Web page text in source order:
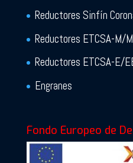
Reductores Sinfín
Reductores ETCSA-M/
Reductores ETCSA-E/
Engranes
Fondo Europeo de